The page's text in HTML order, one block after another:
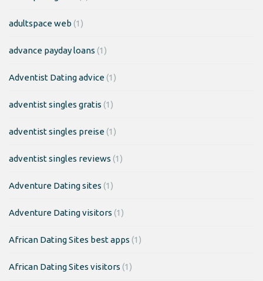
adultspace web (1)
advance payday loans (1)
Adventist Dating advice(1)
adventist singles gratis (1)
adventist singles preise(1)
adventist singles reviews (1)
Adventure Dating sites (1)
Adventure Dating visitors (1)
African Dating Sites best apps (1)
African Dating Sites visitors (1)